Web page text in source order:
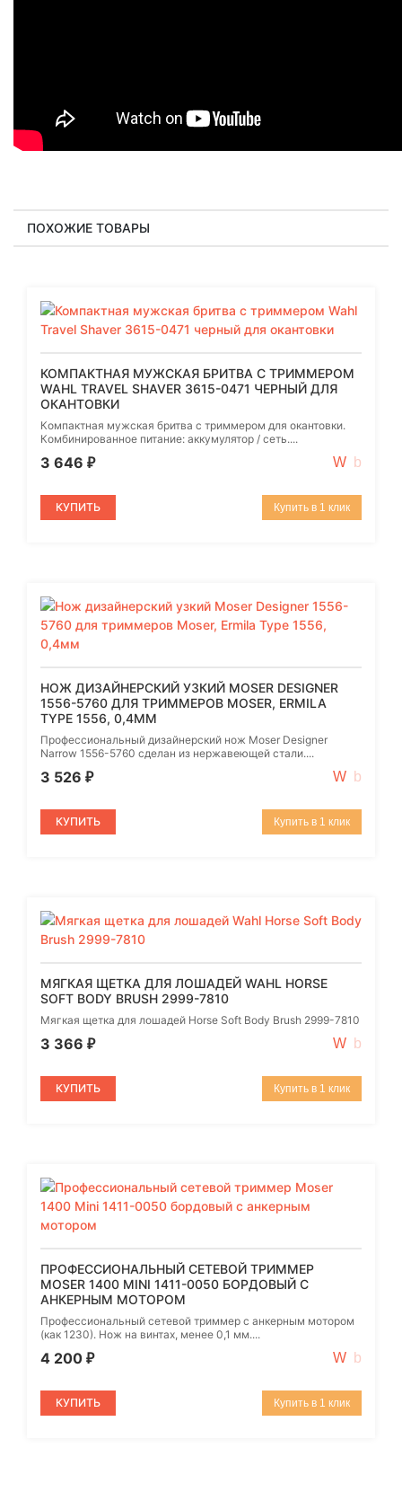
ПОХОЖИЕ ТОВАРЫ
КОМПАКТНАЯ МУЖСКАЯ БРИТВА С ТРИММЕРОМ
WAHL TRAVEL SHAVER 3615-0471 ЧЕРНЫЙ ДЛЯ
ОКАНТОВКИ
Компактная мужская бритва с триммером для окантовки.
Комбинированное питание: аккумулятор / сеть....
3 646 ₽
КУПИТЬ Купить в 1 клик
НОЖ ДИЗАЙНЕРСКИЙ УЗКИЙ MOSER DESIGNER
1556-5760 ДЛЯ ТРИММЕРОВ MOSER, ERMILA
TYPE 1556, 0,4ММ
Профессиональный дизайнерский нож Moser Designer
Narrow 1556-5760 сделан из нержавеющей стали....
3 526 ₽
КУПИТЬ Купить в 1 клик
МЯГКАЯ ЩЕТКА ДЛЯ ЛОШАДЕЙ WAHL HORSE
SOFT BODY BRUSH 2999-7810
Мягкая щетка для лошадей Horse Soft Body Brush 2999-7810
3 366 ₽
КУПИТЬ Купить в 1 клик
ПРОФЕССИОНАЛЬНЫЙ СЕТЕВОЙ ТРИММЕР
MOSER 1400 MINI 1411-0050 БОРДОВЫЙ С
АНКЕРНЫМ МОТОРОМ
Профессиональный сетевой триммер с анкерным мотором
(как 1230). Нож на винтах, менее 0,1 мм....
4 200 ₽
КУПИТЬ Купить в 1 клик